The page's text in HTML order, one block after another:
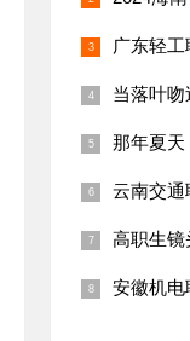
广东轻工职业技
当落叶
那年夏天
云南交通职业技
高职生镜头下的
安徽机电职业技术